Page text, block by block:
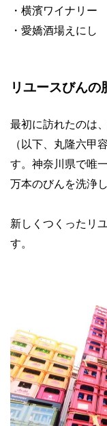
・横濱ワイナリー
・愛嬌酒場えにし
リユースびんの
最初に訪れたのは
（以下、丸隆六甲
す。神奈川県で唯
万本のびんを洗浄
新しくつくったリ
す。